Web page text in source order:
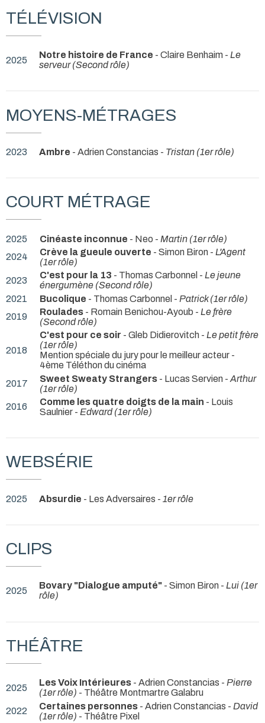
TÉLÉVISION
2025 Notre histoire de France - Claire Benhaim - Le
serveur (Second rôle)
MOYENS-MÉTRAGES
2023 Ambre - Adrien Constancias - Tristan (1er rôle)
COURT MÉTRAGE
2025 Cinéaste inconnue - Neo - Martin (1er rôle)
2024
Crève la gueule ouverte - Simon Biron - L'Agent
(1er rôle)
2023
C'est pour la 13 - Thomas Carbonnel - Le jeune
énergumène (Second rôle)
2021
Bucolique - Thomas Carbonnel - Patrick (1er rôle)
2019
Roulades - Romain Benichou-Ayoub - Le frère
(Second rôle)
2018
C'est pour ce soir - Gleb Didierovitch - Le petit frère
(1er rôle)
Mention spéciale du jury pour le meilleur acteur -
4ème Téléthon du cinéma
2017
Sweet Sweaty Strangers - Lucas Servien - Arthur
(1er rôle)
2016
Comme les quatre doigts de la main - Louis
Saulnier - Edward (1er rôle)
WEBSÉRIE
2025 Absurdie - Les Adversaires - 1er rôle
CLIPS
2025 Bovary "Dialogue amputé" - Simon Biron - Lui (1er
rôle)
THÉÂTRE
2025 Les Voix Intérieures - Adrien Constancias - Pierre
(1er rôle) - Théâtre Montmartre Galabru
2022
Certaines personnes - Adrien Constancias - David
(1er rôle) - Théâtre Pixel